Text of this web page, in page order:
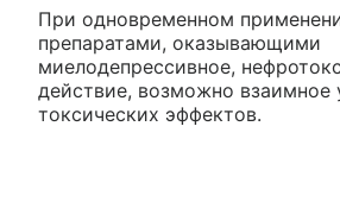
При одновременном
препаратами, оказывающими
миелодепрессивное,
действие, возможно взаимное
токсических эффектов.